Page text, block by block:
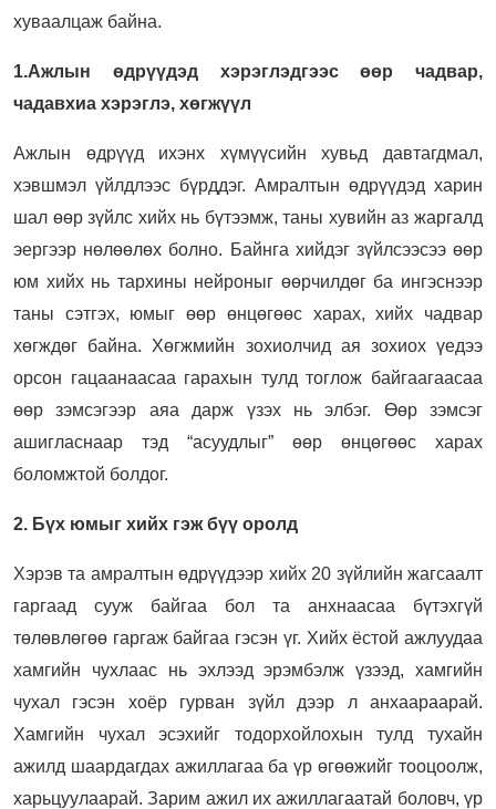
хуваалцаж байна.
1.Ажлын өдрүүдэд хэрэглэдгээс өөр чадвар,
чадавхиа хэрэглэ, хөгжүүл
Ажлын өдрүүд ихэнх хүмүүсийн хувьд давтагдмал,
хэвшмэл үйлдлээс бүрддэг. Амралтын өдрүүдэд харин
шал өөр зүйлс хийх нь бүтээмж, таны хувийн аз жаргалд
эергээр нөлөөлөх болно. Байнга хийдэг зүйлсээсээ өөр
юм хийх нь тархины нейроныг өөрчилдөг ба ингэснээр
таны сэтгэх, юмыг өөр өнцөгөөс харах, хийх чадвар
хөгждөг байна. Хөгжмийн зохиолчид ая зохиох үедээ
орсон гацаанаасаа гарахын тулд тоглож байгаагаасаа
өөр зэмсэгээр аяа дарж үзэх нь элбэг. Өөр зэмсэг
ашигласнаар тэд “асуудлыг” өөр өнцөгөөс харах
боломжтой болдог.
2. Бүх юмыг хийх гэж бүү оролд
Хэрэв та амралтын өдрүүдээр хийх 20 зүйлийн жагсаалт
гаргаад сууж байгаа бол та анхнаасаа бүтэхгүй
төлөвлөгөө гаргаж байгаа гэсэн үг. Хийх ёстой ажлуудаа
хамгийн чухлаас нь эхлээд эрэмбэлж үзээд, хамгийн
чухал гэсэн хоёр гурван зүйл дээр л анхаараарай.
Хамгийн чухал эсэхийг тодорхойлохын тулд тухайн
ажилд шаардагдах ажиллагаа ба үр өгөөжийг тооцоолж,
харьцуулаарай. Зарим ажил их ажиллагаатай боловч, үр